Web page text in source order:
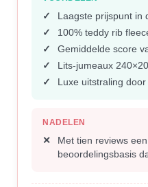
Laagste prijspunt in
100% teddy rib
Gemiddelde score
Lits-jumeaux
Luxe uitstraling
NADELEN
Met tien reviews
beoordelingsbasis